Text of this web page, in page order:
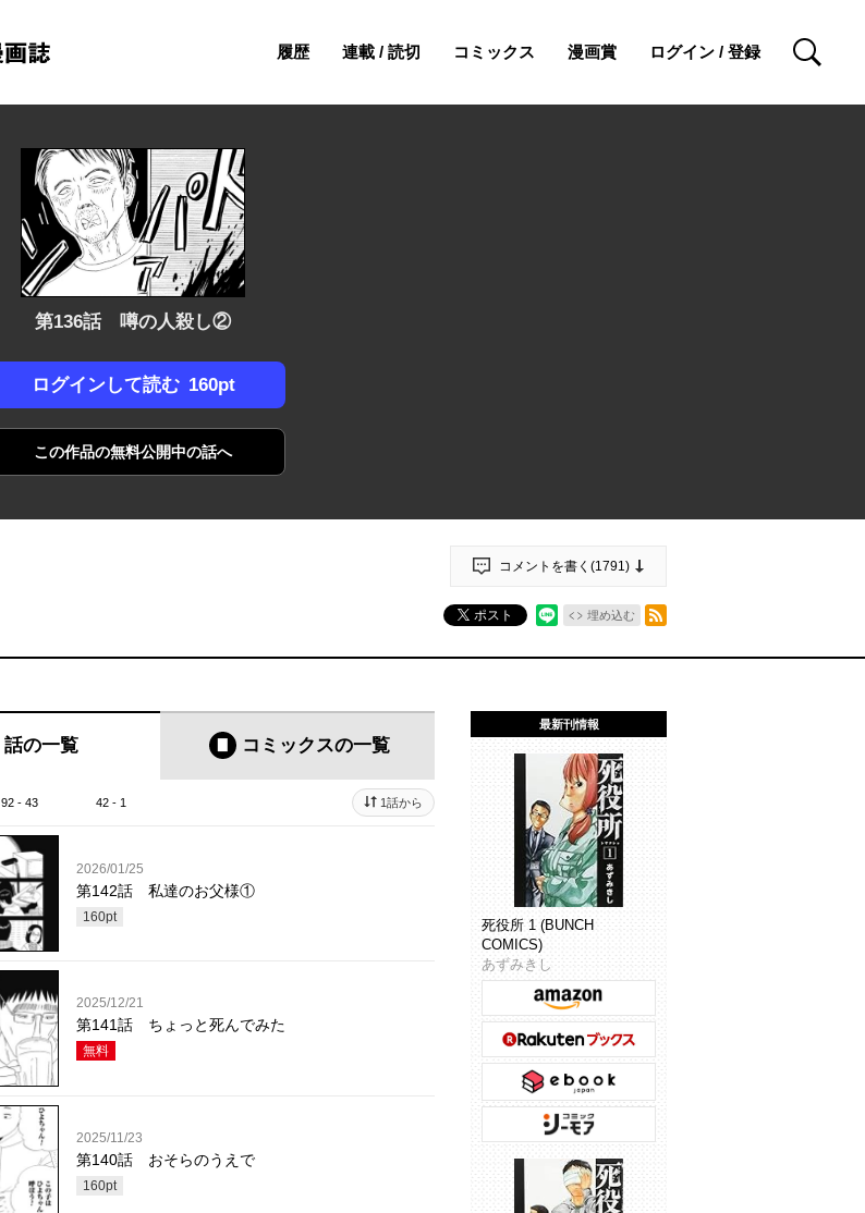
履歴 連載 / 読切 コミックス 漫画賞 ログイン / 登録 検索
第136話 噂の人殺し②
ログインして読む 160pt
この作品の無料公開中の話へ
コメントを書く(1791)
ポスト 埋め込む
話の一覧 コミックスの一覧
92 - 43 42 - 1 1話から
2026/01/25
第142話 私達のお父様①
160pt
2025/12/21
第141話 ちょっと死んでみた
無料
2025/11/23
第140話 おそらのうえで
160pt
最新刊情報
死役所 1 (BUNCH
COMICS)
あずみきし